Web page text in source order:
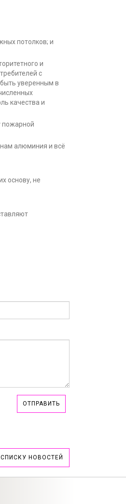
потолков; и
и
с
уверенным в
качества и
пожарной
алюминия и всё
основу, не
ОТПРАВИТЬ
СПИСКУ НОВОСТЕЙ